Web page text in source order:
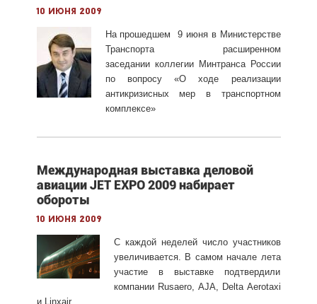
10 июня 2009
На прошедшем 9 июня в Министерстве
Транспорта расширенном
заседании коллегии Минтранса России
по вопросу «О ходе реализации
антикризисных мер в транспортном
комплексе»
Международная выставка деловой
авиации JET EXPO 2009 набирает
обороты
10 июня 2009
С каждой неделей число участников
увеличивается. В самом начале лета
участие в выставке подтвердили
компании Rusaero, AJA, Delta Aerotaxi
и Linxair